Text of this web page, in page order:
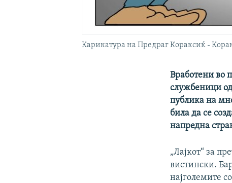
Карикатура на Предраг Кораксиќ -
Вработени во
службеници
публика на
била да се
напредна
„Лајкот“ за
вистински.
најголемите